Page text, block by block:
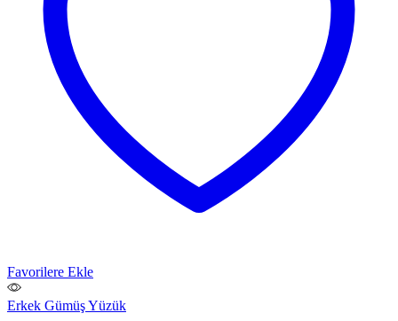
Favorilere Ekle
Erkek Gümüş Yüzük